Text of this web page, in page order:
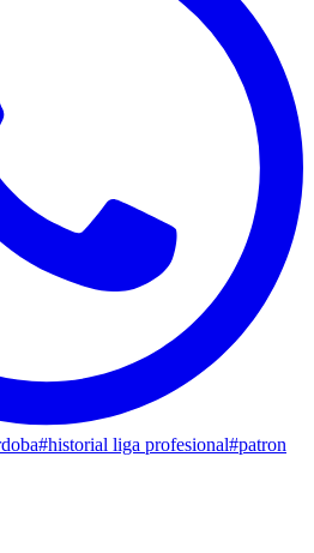
#historial liga profesional#patron